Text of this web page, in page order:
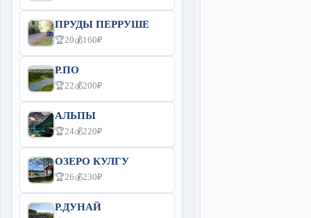
ПРУДЫ ПЕРРУШЕ
🏆20💰160₽
Р.ПО
🏆22💰200₽
АЛЬПЫ
🏆24💰220₽
ОЗЕРО КУЛГУ
🏆26💰230₽
Р.ДУНАЙ